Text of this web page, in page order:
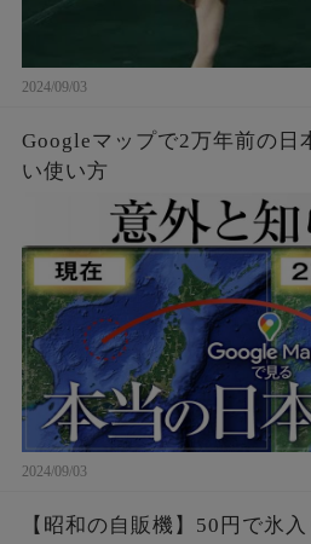
2024/09/03
Googleマップで2万年前の日
い使い方
2024/09/03
【昭和の自販機】50円で氷